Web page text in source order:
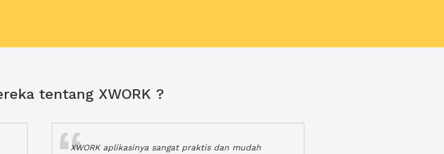
tentang XWORK ?
XWORK aplikasinya sangat praktis dan mudah